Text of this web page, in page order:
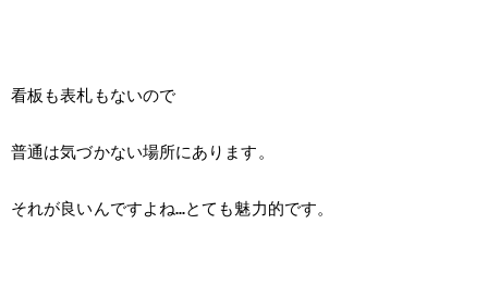
看板も表札もないので
普通は気づかない場所にあります。
それが良いんですよね…とても魅力的です。